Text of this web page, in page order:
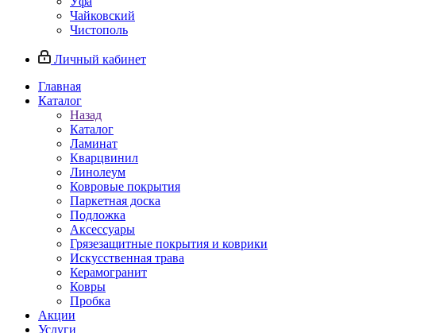
Чайковский
Чистополь
Личный кабинет
Главная
Каталог
Назад
Каталог
Ламинат
Кварцвинил
Линолеум
Ковровые покрытия
Паркетная доска
Подложка
Аксессуары
Грязезащитные покрытия и коврики
Искусственная трава
Керамогранит
Ковры
Пробка
Акции
Услуги